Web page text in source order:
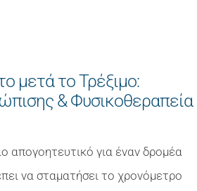
μετά το Τρέξιμο:
& Φυσικοθεραπεία
απογοητευτικό για έναν δρομέα
να σταματήσει το χρονόμετρο